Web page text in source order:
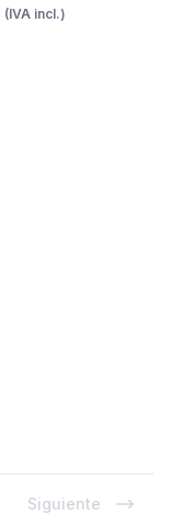
(IVA incl.)
Siguiente